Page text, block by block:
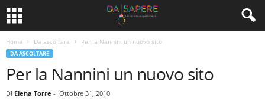
Home Da ascoltare Per la Nannini un nuovo sito
DA ASCOLTARE
Per la Nannini un nuovo sito
Di Elena Torre - Ottobre 31, 2010